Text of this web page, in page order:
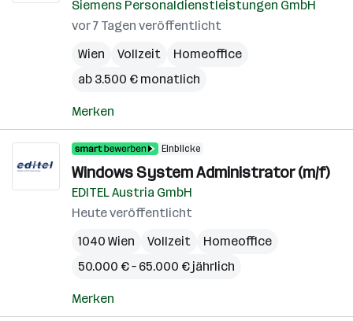
Siemens Personaldienstleistungen GmbH
vor 7 Tagen veröffentlicht
Wien
Vollzeit
Homeoffice
ab 3.500 € monatlich
Merken
Einblicke
Windows System Administrator (m/f)
EDITEL Austria GmbH
Heute veröffentlicht
1040 Wien
Vollzeit
Homeoffice
50.000 € – 65.000 € jährlich
Merken